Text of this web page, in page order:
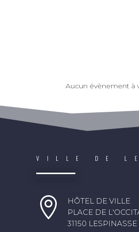
Aucun évènement à
VILLE DE

HÔTEL DE VILLE
PLACE DE
31150 LESPINASSE